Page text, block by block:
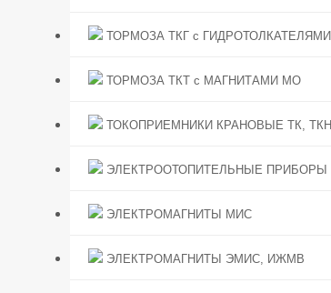
ТОРМОЗА ТКГ с ГИДРОТОЛКАТЕЛЯМИ
ТОРМОЗА ТКТ с МАГНИТАМИ МО
ТОКОПРИЕМНИКИ КРАНОВЫЕ ТК, ТКН
ЭЛЕКТРООТОПИТЕЛЬНЫЕ ПРИБОРЫ
ЭЛЕКТРОМАГНИТЫ МИС
ЭЛЕКТРОМАГНИТЫ ЭМИС, ИЖМВ